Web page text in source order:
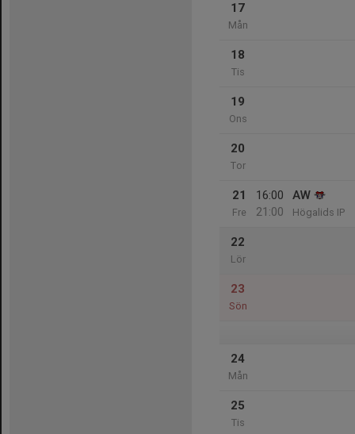
17
Mån
18
Tis
19
Ons
20
Tor
21
Fre
16:00
21:00
AW
Högalids IP
22
Lör
23
Sön
24
Mån
25
Tis